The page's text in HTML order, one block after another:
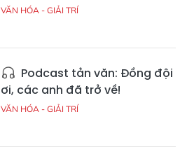
VĂN HÓA - GIẢI TRÍ
Podcast tản văn: Đồng đội
ơi, các anh đã trở về!
VĂN HÓA - GIẢI TRÍ